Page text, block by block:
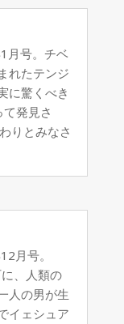
月号。チベ
れたテンジ
に驚くべき
発見さ
りとみなさ
月号。
、人類の
人の男が生
イェシュア